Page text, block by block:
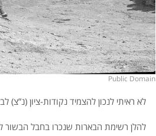
Public Domain
לא ראיתי לנכון להצמיד נקודות-ציון
להלן רשימת הבארות שנכרו בחבל הבשור